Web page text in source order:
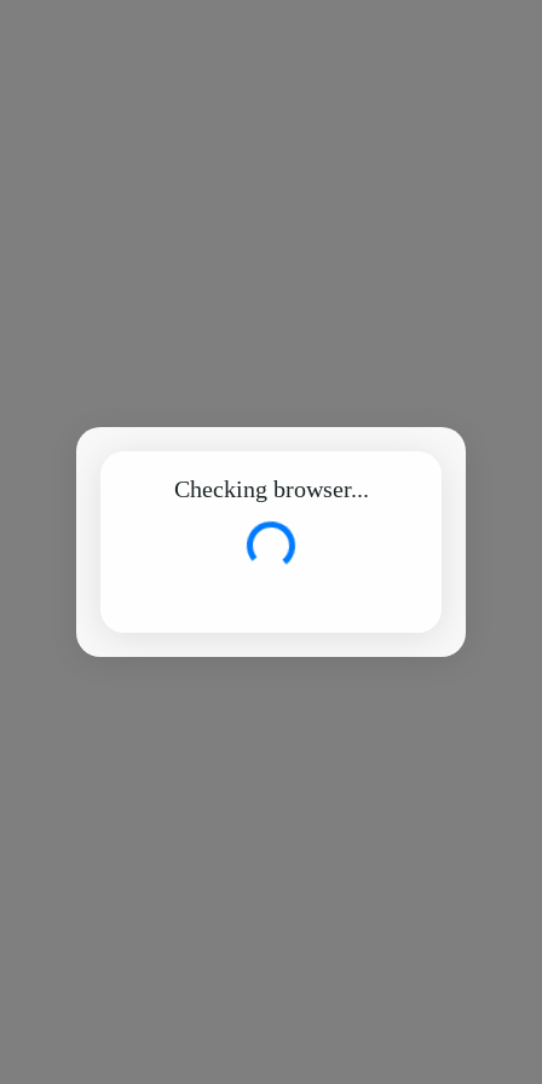
Checking browser...